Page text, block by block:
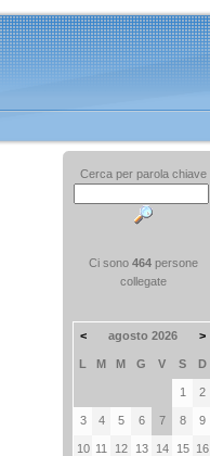
Cerca per parola chiave
Ci sono464 persone
collegate
< agosto 2026 >
L M M G V S D
1 2
3 4 5 6 7 8 9
10 11 12 13 14 15 16